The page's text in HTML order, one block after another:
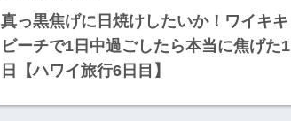
真っ黒焦げに日焼けしたいか！ワイキキ
ビーチで1日中過ごしたら本当に焦げた1
日【ハワイ旅行6日目】